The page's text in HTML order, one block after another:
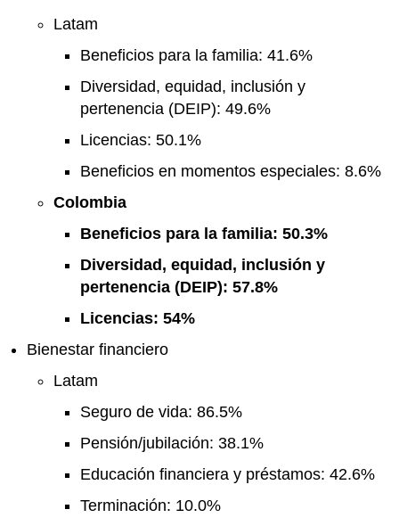
Latam
Beneficios para la familia: 41.6%
Diversidad, equidad, inclusión y
pertenencia (DEIP): 49.6%
Licencias: 50.1%
Beneficios en momentos especiales: 8.6%
Colombia
Beneficios para la familia: 50.3%
Diversidad, equidad, inclusión y
pertenencia (DEIP): 57.8%
Licencias: 54%
Bienestar financiero
Latam
Seguro de vida: 86.5%
Pensión/jubilación: 38.1%
Educación financiera y préstamos: 42.6%
Terminación: 10.0%